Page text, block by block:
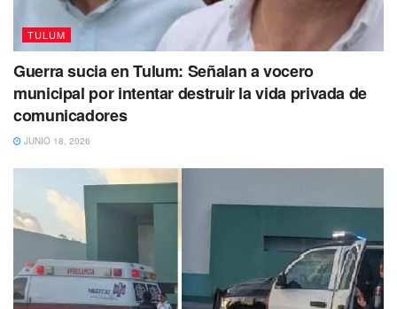
TULUM
Guerra sucia en Tulum: Señalan a vocero
municipal por intentar destruir la vida privada de
comunicadores
JUNIO 18, 2026